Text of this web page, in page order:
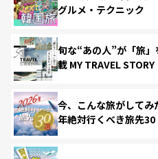
グルメ・テクニック
旬な“あの人”が「旅
載 MY TRAVEL STORY
今、こんな旅がして
年絶対行くべき旅先30